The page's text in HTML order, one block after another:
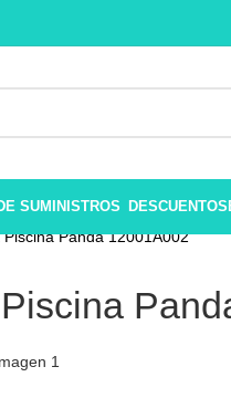
SUMINISTROS DESCUENTOS
Panda 12001A002